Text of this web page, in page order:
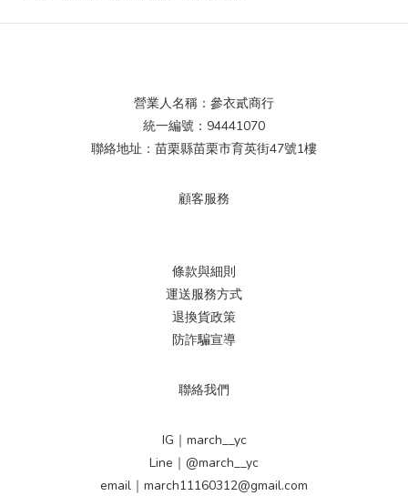
營業人名稱：參衣貳商行
統一編號：94441070
聯絡地址：苗栗縣苗栗市育英街47號1樓
顧客服務
條款與細則
運送服務方式
退換貨政策
防詐騙宣導
聯絡我們
IG｜march__yc
Line｜@march__yc
email｜march11160312@gmail.com